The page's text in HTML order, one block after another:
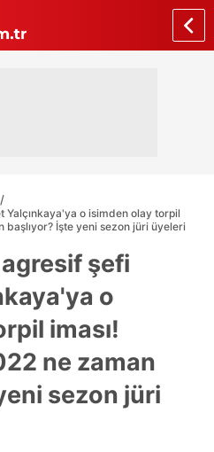
o isimden olay torpil
başlıyor? İşte yeni sezon jüri üyeleri
şefi
o
iması!
ne zaman
sezon jüri